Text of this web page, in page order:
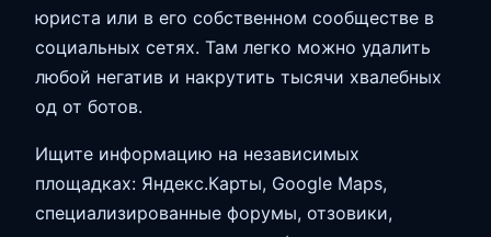
юриста или в его собственном сообществе в
социальных сетях. Там легко можно удалить
любой негатив и накрутить тысячи хвалебных
од от ботов.
Ищите информацию на независимых
площадках: Яндекс.Карты, Google Maps,
специализированные форумы, отзовики,